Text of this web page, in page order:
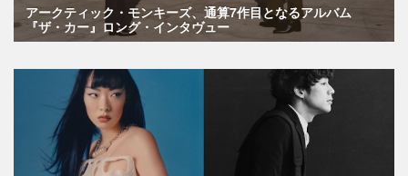
アークティック・モンキーズ、通算7作目となるアルバム
『ザ・カー』ロング・インタヴュー